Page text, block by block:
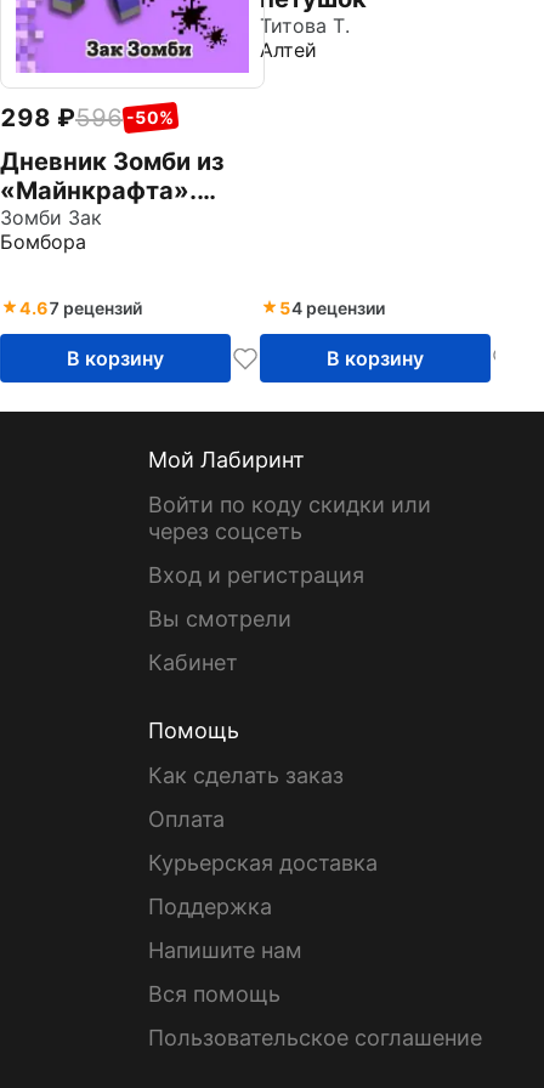
298 596 -50%
Дневник Зомби из
«Майнкрафта».
Книга 4. Ужасы
человеческой
Зомби Зак
Бомбора
4.67 рецензий
В корзину
Титова Т.
Алтей
54 рецензии
В корзину
Мой Лабиринт
Войти по коду скидки или
через соцсеть
Вход и регистрация
Вы смотрели
Кабинет
Помощь
Как сделать заказ
Оплата
Курьерская доставка
Поддержка
Напишите нам
Вся помощь
Пользовательское соглашение